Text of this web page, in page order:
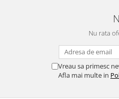
Nu rata
Vreau sa primesc
Afla mai multe in